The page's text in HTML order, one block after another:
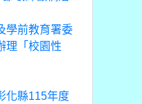
學前教育署委
理「校園性
化縣115年度